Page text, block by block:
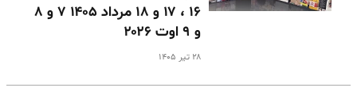
۱۶ ، ۱۷ و ۱۸ مرداد ۱۴۰۵ ۷ و ۸
و ۹ اوت ۲۰۲۶
۲۸ تیر ۱۴۰۵